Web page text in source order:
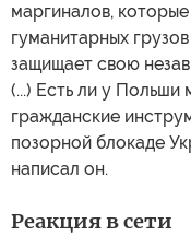
маргиналов,
гуманитарных
защищает свою
(...) Есть ли у Польши
гражданские
позорной блокаде
написал он.
Реакция в сети